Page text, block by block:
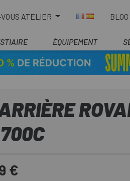
ATELIER BLOG
ÉQUIPEMENT
€